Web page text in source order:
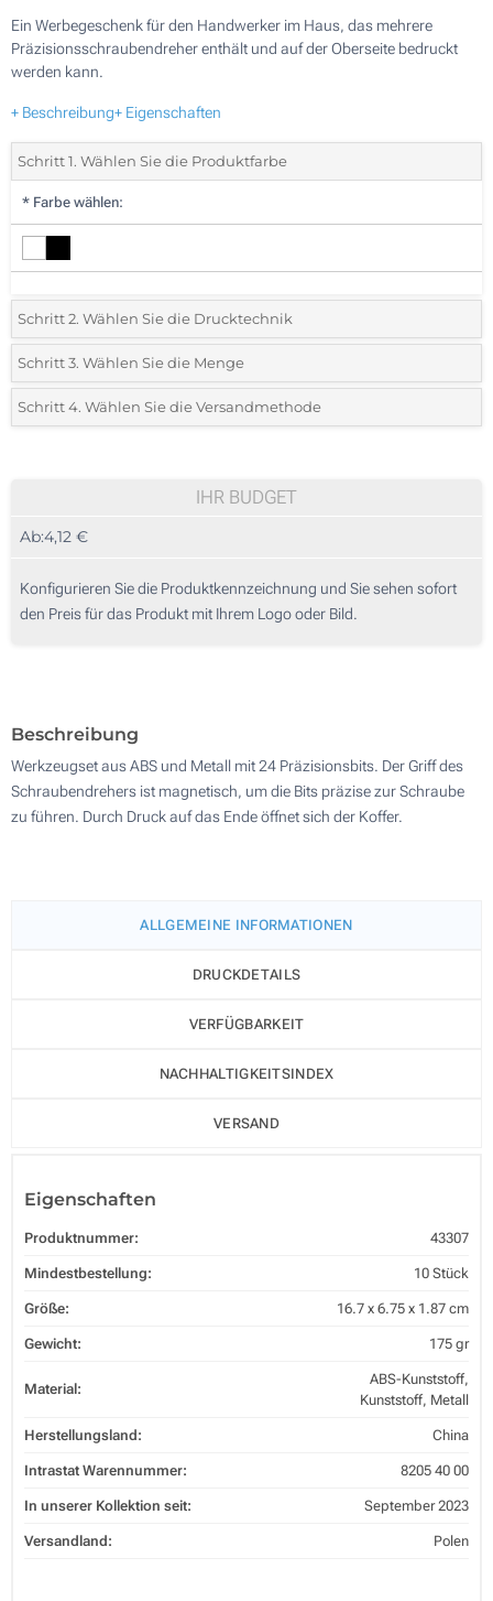
Ein Werbegeschenk für den Handwerker im Haus, das mehrere
Präzisionsschraubendreher enthält und auf der Oberseite bedruckt
werden kann.
+ Beschreibung+ Eigenschaften
Schritt 1. Wählen Sie die Produktfarbe
* Farbe wählen:
Schritt 2. Wählen Sie die Drucktechnik
*Wählen Sie die Druck- und Farbtechniken für Ihr Logo:
1 Farbig (Auf dem Etui)
Digitaler Druck in Vollfarbe (Auf dem Etui)
Schritt 3. Wählen Sie die Menge
*Bitte wählen Sie Ihre gewünschte Menge
20
100
Schritt 4. Wählen Sie die Versandmethode
IHR BUDGET
Ab:4,12 €
Konfigurieren Sie die Produktkennzeichnung und Sie sehen sofort
den Preis für das Produkt mit Ihrem Logo oder Bild.
Beschreibung
Werkzeugset aus ABS und Metall mit 24 Präzisionsbits. Der Griff des
Schraubendrehers ist magnetisch, um die Bits präzise zur Schraube
zu führen. Durch Druck auf das Ende öffnet sich der Koffer.
ALLGEMEINE INFORMATIONEN
DRUCKDETAILS
VERFÜGBARKEIT
NACHHALTIGKEITSINDEX
VERSAND
Eigenschaften
Produktnummer: 43307
Mindestbestellung: 10 Stück
Größe: 16.7 x 6.75 x 1.87 cm
Gewicht: 175 gr
Material:
ABS-Kunststoff,
Kunststoff, Metall
Herstellungsland: China
Intrastat Warennummer: 8205 40 00
In unserer Kollektion seit: September 2023
Versandland: Polen